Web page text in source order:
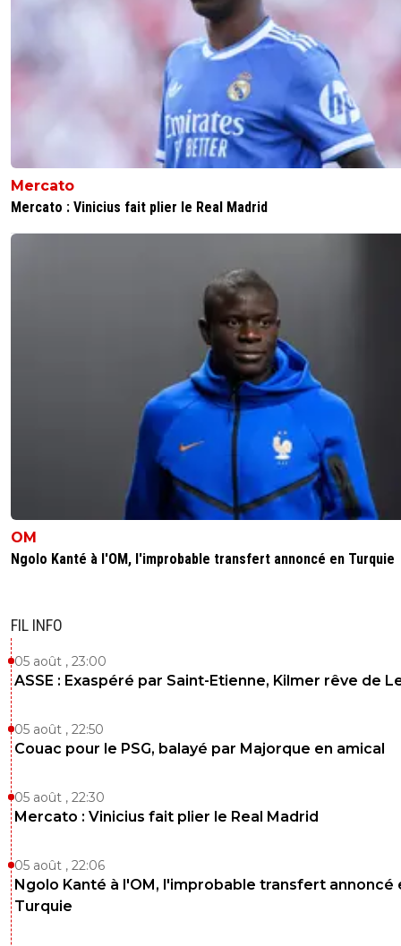
Mercato
Mercato : Vinicius fait plier le Real Madrid
OM
Ngolo Kanté à l'OM, l'improbable transfert annoncé en Turquie
FIL INFO
05 août , 23:00
ASSE : Exaspéré par Saint-Etienne, Kilmer rêve de
05 août , 22:50
Couac pour le PSG, balayé par Majorque en amical
05 août , 22:30
Mercato : Vinicius fait plier le Real Madrid
05 août , 22:06
Ngolo Kanté à l'OM, l'improbable transfert annoncé
Turquie